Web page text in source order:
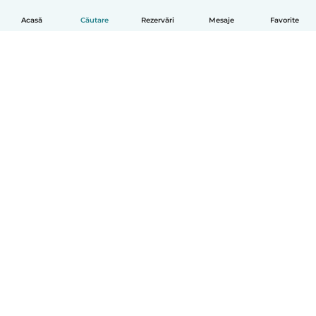
Acasă Căutare Rezervări Mesaje Favorite